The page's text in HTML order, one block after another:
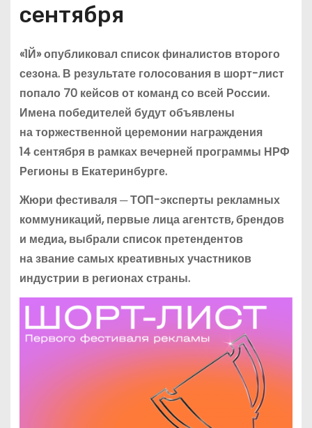
сентября
«1Й» опубликовал список финалистов второго
сезона. В результате голосования в шорт-лист
попало 70 кейсов от команд со всей России.
Имена победителей будут объявлены
на торжественной церемонии награждения
14 сентября в рамках вечерней программы НРФ
Регионы в Екатеринбурге.
Жюри фестиваля ─ ТОП-эксперты рекламных
коммуникаций, первые лица агентств, брендов
и медиа, выбрали список претендентов
на звание самых креативных участников
индустрии в регионах страны.